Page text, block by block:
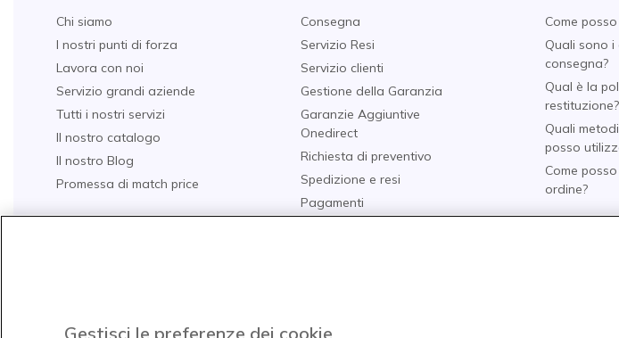
Chi siamo
I nostri punti di forza
Lavora con noi
Servizio grandi aziende
Tutti i nostri servizi
Il nostro catalogo
Il nostro Blog
Promessa di match price
Consegna
Servizio Resi
Servizio clienti
Gestione della Garanzia
Garanzie Aggiuntive
Onedirect
Richiesta di preventivo
Spedizione e resi
Pagamenti
Come
Quali sono i
consegna?
Qual è la
restituzione?
Quali
posso
Come
ordine?
Gestisci le preferenze dei cookie